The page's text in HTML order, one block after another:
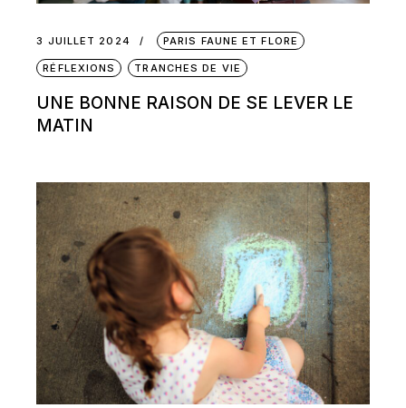
3 JUILLET 2024 PARIS FAUNE ET FLORE
RÉFLEXIONS TRANCHES DE VIE
UNE BONNE RAISON DE SE LEVER LE
MATIN